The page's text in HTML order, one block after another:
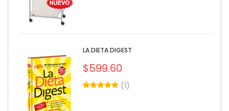
LA DIETA DIGEST
$599.60
(1)